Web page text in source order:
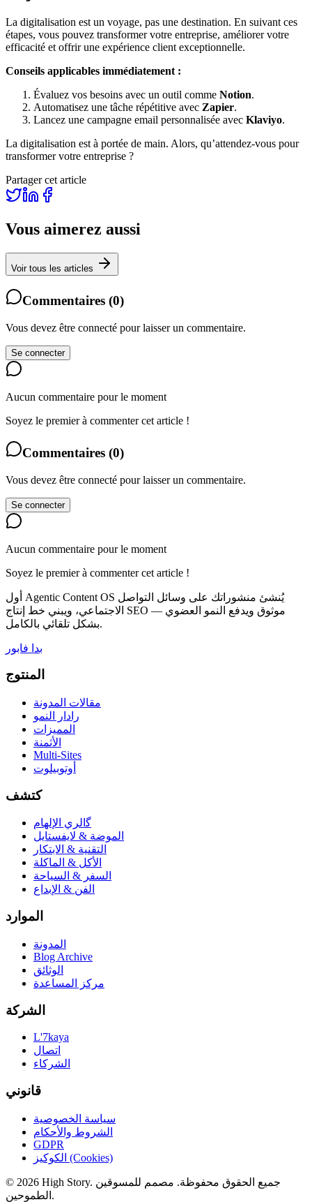
La digitalisation est un voyage, pas une destination. En suivant ces
étapes, vous pouvez transformer votre entreprise, améliorer votre
efficacité et offrir une expérience client exceptionnelle.
Conseils applicables immédiatement :
Évaluez vos besoins avec un outil comme Notion.
Automatisez une tâche répétitive avec Zapier.
Lancez une campagne email personnalisée avec Klaviyo.
La digitalisation est à portée de main. Alors, qu’attendez-vous pour
transformer votre entreprise ?
Partager cet article
Vous aimerez aussi
Voir tous les articles
Commentaires (0)
Vous devez être connecté pour laisser un commentaire.
Se connecter
Aucun commentaire pour le moment
Soyez le premier à commenter cet article !
Commentaires (0)
Vous devez être connecté pour laisser un commentaire.
Se connecter
Aucun commentaire pour le moment
Soyez le premier à commenter cet article !
أول Agentic Content OS يُنشئ منشوراتك على وسائل التواصل
الاجتماعي، ويبني خط إنتاج SEO موثوق ويدفع النمو العضوي —
بشكل تلقائي بالكامل.
بدا فابور
المنتوج
مقالات المدونة
رادار النمو
المميزات
الأثمنة
Multi-Sites
أوتوبيلوت
كتشف
ﮔالري الإلهام
الموضة & لايفستايل
التقنية & الابتكار
الأكل & الماكلة
السفر & السياحة
الفن & الإبداع
الموارد
المدونة
Blog Archive
الوثائق
مركز المساعدة
الشركة
L'7kaya
اتصال
الشركاء
قانوني
سياسة الخصوصية
الشروط والأحكام
GDPR
الكوكيز (Cookies)
© 2026 High Story. جميع الحقوق محفوظة. مصمم للمسوقين
الطموحين.